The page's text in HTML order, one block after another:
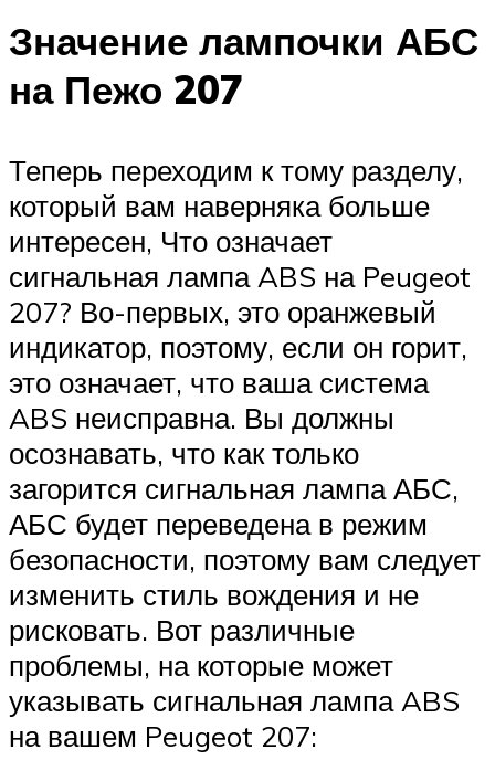
Значение лампочки АБС
на Пежо 207
Теперь переходим к тому разделу,
который вам наверняка больше
интересен, Что означает
сигнальная лампа ABS на Peugeot
207? Во-первых, это оранжевый
индикатор, поэтому, если он горит,
это означает, что ваша система
ABS неисправна. Вы должны
осознавать, что как только
загорится сигнальная лампа АБС,
АБС будет переведена в режим
безопасности, поэтому вам следует
изменить стиль вождения и не
рисковать. Вот различные
проблемы, на которые может
указывать сигнальная лампа ABS
на вашем Peugeot 207: